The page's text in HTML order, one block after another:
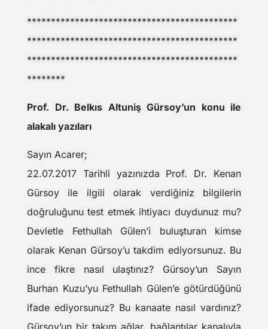
********************************************
********************************************
********************************************
********
Prof. Dr. Belkıs Altuniş Gürsoy’un konu ile
alakalı yazıları
Sayın Acarer;
22.07.2017 Tarihli yazınızda Prof. Dr. Kenan
Gürsoy ile ilgili olarak verdiğiniz bilgilerin
doğruluğunu test etmek ihtiyacı duydunuz mu?
Devletle Fethullah Gülen’i buluşturan kimse
olarak Kenan Gürsoy’u takdim ediyorsunuz. Bu
ince fikre nasıl ulaştınız? Gürsoy’un Sayın
Burhan Kuzu’yu Fethullah Gülen’e götürdüğünü
ifade ediyorsunuz? Bu kanaate nasıl vardınız?
Gürsoy’un bir takım ağlar, bağlantılar kanalıyla